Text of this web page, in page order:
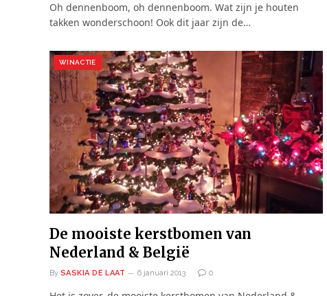
Oh dennenboom, oh dennenboom. Wat zijn je houten
takken wonderschoon! Ook dit jaar zijn de…
WINACTIE
De mooiste kerstbomen van
Nederland & België
By SASKIA DE LAAT 6 januari 2013 0